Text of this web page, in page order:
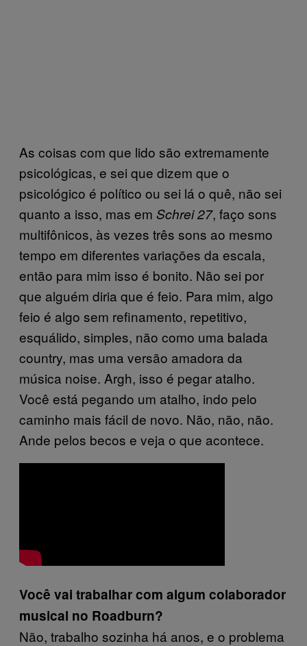
As coisas com que lido são extremamente
psicológicas, e sei que dizem que o
psicológico é político ou sei lá o quê, não sei
quanto a isso, mas em Schrei 27, faço sons
multifônicos, às vezes três sons ao mesmo
tempo em diferentes variações da escala,
então para mim isso é bonito. Não sei por
que alguém diria que é feio. Para mim, algo
feio é algo sem refinamento, repetitivo,
esquálido, simples, não como uma balada
country, mas uma versão amadora da
música noise. Argh, isso é pegar atalho.
Você está pegando um atalho, indo pelo
caminho mais fácil de novo. Não, não, não.
Ande pelos becos e veja o que acontece.
Você vai trabalhar com algum colaborador
musical no Roadburn?
Não, trabalho sozinha há anos, e o problema